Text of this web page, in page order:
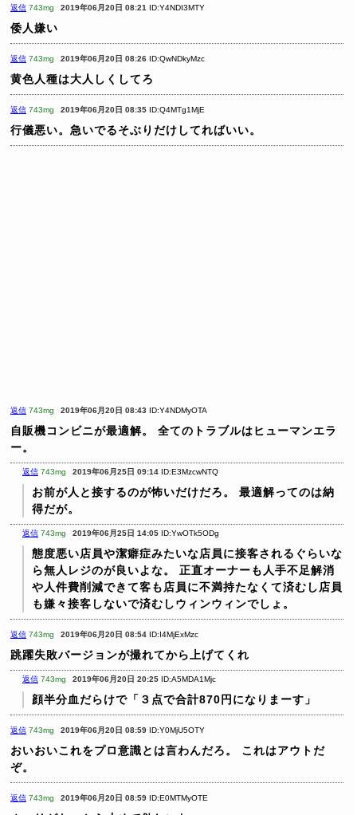
返信 743mg 2019年06月20日 08:21 ID:Y4NDI3MTY
倭人嫌い
返信 743mg 2019年06月20日 08:26 ID:QwNDkyMzc
黄色人種は大人しくしてろ
返信 743mg 2019年06月20日 08:35 ID:Q4MTg1MjE
行儀悪い。急いでるそぶりだけしてればいい。
返信 743mg 2019年06月20日 08:43 ID:Y4NDMyOTA
自販機コンビニが最適解。
全てのトラブルはヒューマンエラ
ー。
返信 743mg 2019年06月25日 09:14 ID:E3MzcwNTQ
お前が人と接するのが怖いだけだろ。
最適解ってのは納
得だが。
返信 743mg 2019年06月25日 14:05 ID:YwOTk5ODg
態度悪い店員や潔癖症みたいな店員に接客されるぐらいな
ら無人レジのが良いよな。
正直オーナーも人手不足解消
や人件費削減できて客も店員に不満持たなくて済むし店員
も嫌々接客しないで済むしウィンウィンでしょ。
返信 743mg 2019年06月20日 08:54 ID:I4MjExMzc
跳躍失敗バージョンが撮れてから上げてくれ
返信 743mg 2019年06月20日 20:25 ID:A5MDA1Mjc
顔半分血だらけで「３点で合計870円になりまーす」
返信 743mg 2019年06月20日 08:59 ID:Y0MjU5OTY
おいおいこれをプロ意識とは言わんだろ。
これはアウトだ
ぞ。
返信 743mg 2019年06月20日 08:59 ID:E0MTMyOTE